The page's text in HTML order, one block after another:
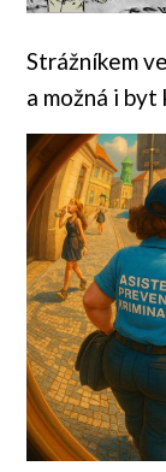
Strážníkem
a možná i byt